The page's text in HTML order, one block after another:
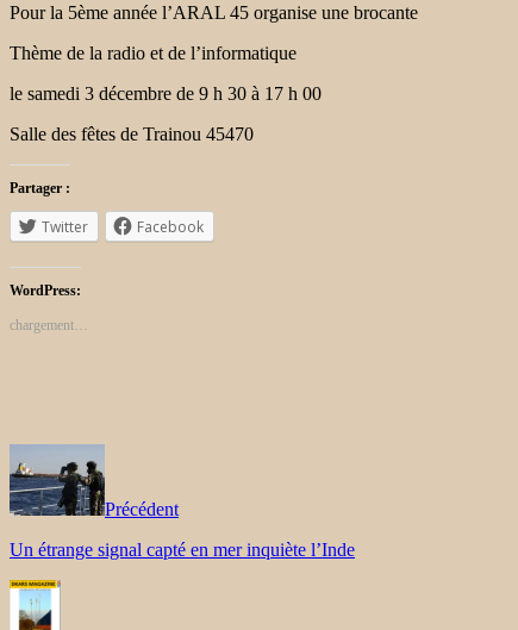
Pour la 5ème année l’ARAL 45 organise une brocante
Thème de la radio et de l’informatique
le samedi 3 décembre de 9 h 30 à 17 h 00
Salle des fêtes de Trainou 45470
Partager :
Twitter Facebook
WordPress:
chargement…
Précédent
Un étrange signal capté en mer inquiète l’Inde